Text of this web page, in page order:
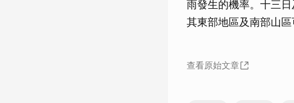
雨發生的機率。十三
其東部地區及南部山區
查看原始文章